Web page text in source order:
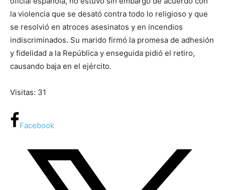
la violencia que se desató contra todo lo religioso y que
se resolvió en atroces asesinatos y en incendios
indiscriminados. Su marido firmó la promesa de adhesión
y fidelidad a la República y enseguida pidió el retiro,
causando baja en el ejército.
Visitas: 31
Facebook